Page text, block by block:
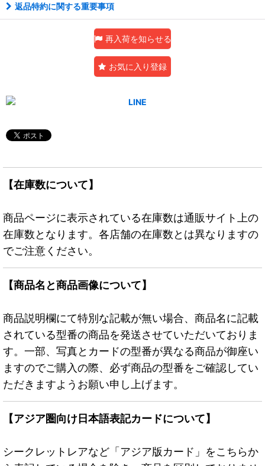
返品特約に関する重要事項
再入荷を知らせる
お気に入り登録
【在庫数について】
商品ページに表示されている在庫数は通販サイト上の
在庫数となります。各店舗の在庫数とは異なりますの
でご注意ください。
【商品名と商品画像について】
商品説明欄にて特別な記載が無い場合、商品名に記載
されている型番の商品を発送させていただいておりま
す。一部、写真とカードの型番が異なる商品が御座い
ますのでご購入の際、必ず商品の型番をご確認してい
ただきますようお願い申し上げます。
【アジア圏向け日本語表記カードについて】
シークレットレアなど「アジア版カード」をこちらか